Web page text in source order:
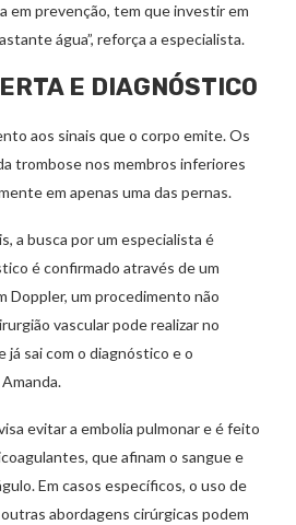
em prevenção, tem que investir em
água”, reforça a especialista.
E DIAGNÓSTICO
aos sinais que o corpo emite. Os
trombose nos membros inferiores
em apenas uma das pernas.
a busca por um especialista é
é confirmado através de um
Doppler, um procedimento não
vascular pode realizar no
sai com o diagnóstico e o
evitar a embolia pulmonar e é feito
que afinam o sangue e
Em casos específicos, o uso de
abordagens cirúrgicas podem